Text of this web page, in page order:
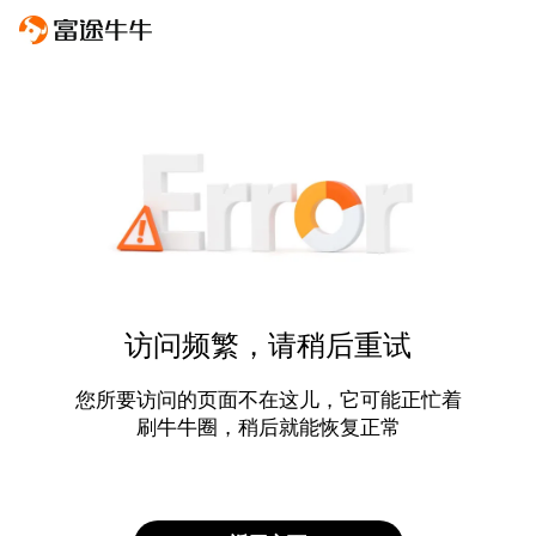
访问频繁，请稍后重试
您所要访问的页面不在这儿，它可能正忙着
刷牛牛圈，稍后就能恢复正常